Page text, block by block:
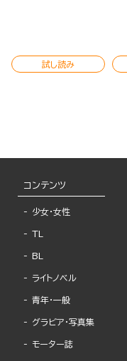
試し読み
コンテンツ
少女・女性
TL
BL
ライトノベル
青年・一般
グラビア・写真集
モーター誌